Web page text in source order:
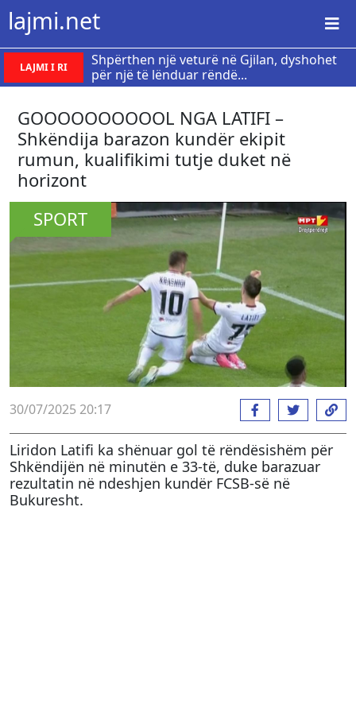
lajmi.net
LAJMI I RI
Shpërthen një veturë në Gjilan, dyshohet
për një të lënduar rëndë...
GOOOOOOOOOOL NGA LATIFI –
Shkëndija barazon kundër ekipit
rumun, kualifikimi tutje duket në
horizont
SPORT
30/07/2025 20:17
Liridon Latifi ka shënuar gol të rëndësishëm për
Shkëndijën në minutën e 33-të, duke barazuar
rezultatin në ndeshjen kundër FCSB-së në
Bukuresht.